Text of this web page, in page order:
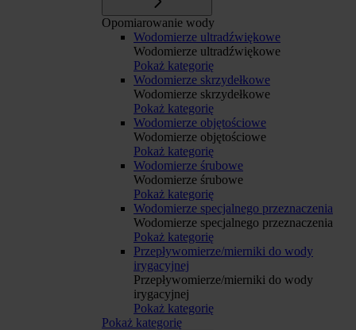
Opomiarowanie wody
Wodomierze ultradźwiękowe
Wodomierze ultradźwiękowe
Pokaż kategorię
Wodomierze skrzydełkowe
Wodomierze skrzydełkowe
Pokaż kategorię
Wodomierze objętościowe
Wodomierze objętościowe
Pokaż kategorię
Wodomierze śrubowe
Wodomierze śrubowe
Pokaż kategorię
Wodomierze specjalnego przeznaczenia
Wodomierze specjalnego przeznaczenia
Pokaż kategorię
Przepływomierze/mierniki do wody
irygacyjnej
Przepływomierze/mierniki do wody
irygacyjnej
Pokaż kategorię
Pokaż kategorię